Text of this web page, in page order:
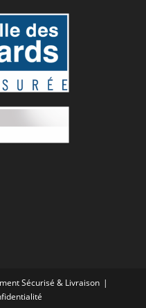
Sécurisé & Livraison